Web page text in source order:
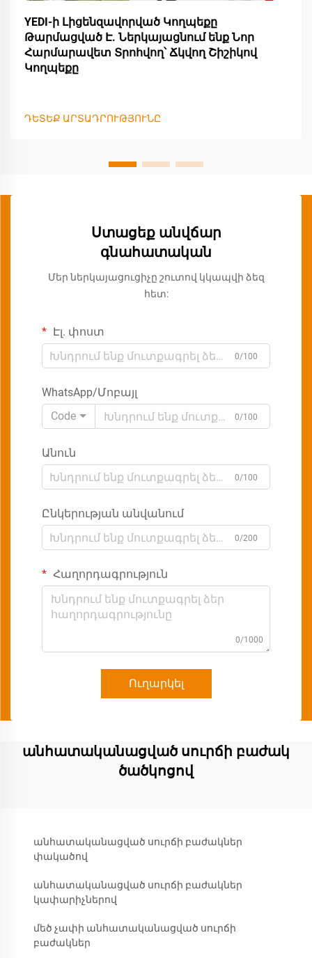
YEDI-ի Լիցենզավորված Կողպեքը
Թարմացված Է. Ներկայացնում ենք Նոր
Հարմարավետ Տրոհվող՝ Ճկվող Շիշիկով
Կողպեքը
ԴԵՏԵՔ ԱՐՏԱԴՐՈՒԹՅՈՒՆԸ
Ստացեք անվճար
գնահատական
Մեր ներկայացուցիչը շուտով կկապվի ձեզ
հետ:
Էլ. փոստ
0/100
WhatsApp/Մոբայլ
Code
0/100
Անուն
0/100
Ընկերության անվանում
0/200
Հաղորդագրություն
0/1000
Ուղարկել
անհատականացված սուրճի բաժակ
ծածկոցով
անհատականացված սուրճի բաժակներ
փակածով
անհատականացված սուրճի բաժակներ
կափարիչներով
մեծ չափի անհատականացված սուրճի
բաժակներ